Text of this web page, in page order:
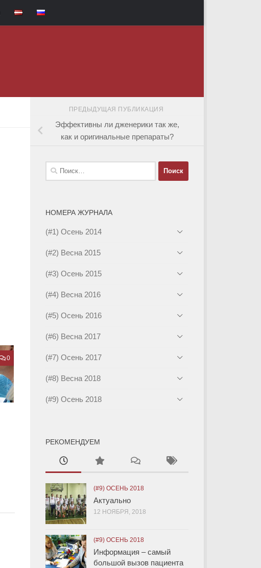
0
ПРЕДЫДУЩАЯ ПУБЛИКАЦИЯ
Эффективны ли дженерики так же,
как и оригинальные препараты?
Найти:
НОМЕРА ЖУРНАЛА
(#1) Осень 2014
(#2) Весна 2015
(#3) Осень 2015
(#4) Весна 2016
(#5) Осень 2016
(#6) Весна 2017
(#7) Осень 2017
(#8) Весна 2018
(#9) Осень 2018
РЕКОМЕНДУЕМ
(#9) ОСЕНЬ 2018
Актуально
12 НОЯБРЯ, 2018
(#9) ОСЕНЬ 2018
Информация – самый
большой вызов пациента